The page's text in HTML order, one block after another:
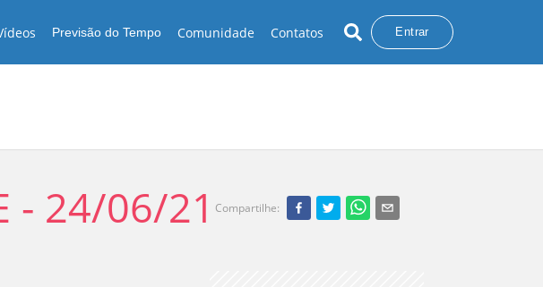
Previsão do Tempo Comunidade Contatos Entrar
- 24/06/21 Compartilhe: